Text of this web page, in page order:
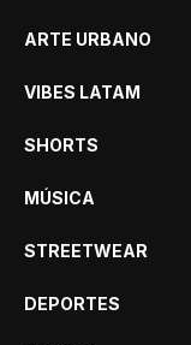
ARTE URBANO
VIBES LATAM
SHORTS
MÚSICA
STREETWEAR
DEPORTES